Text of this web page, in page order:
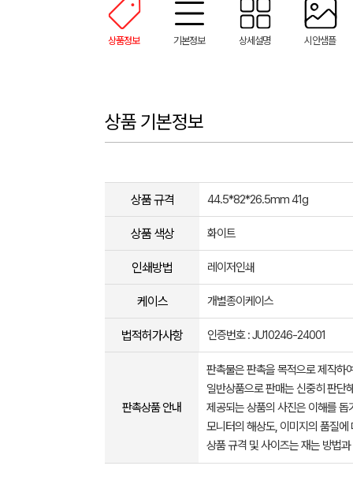
상품정보 기본정보 상세설명 시안샘플
상품 기본정보
상품 규격 44.5*82*26.5mm 41g
상품 색상 화이트
인쇄방법 레이저인쇄
케이스 개별종이케이스
법적허가사항 인증번호 : JU10246-24001
판촉상품 안내
판촉물은 판촉을 목적으로 제작하
일반상품으로 판매는 신중히 판단
제공되는 상품의 사진은 이해를
모니터의 해상도, 이미지의 품질
상품 규격 및 사이즈는 재는 방법